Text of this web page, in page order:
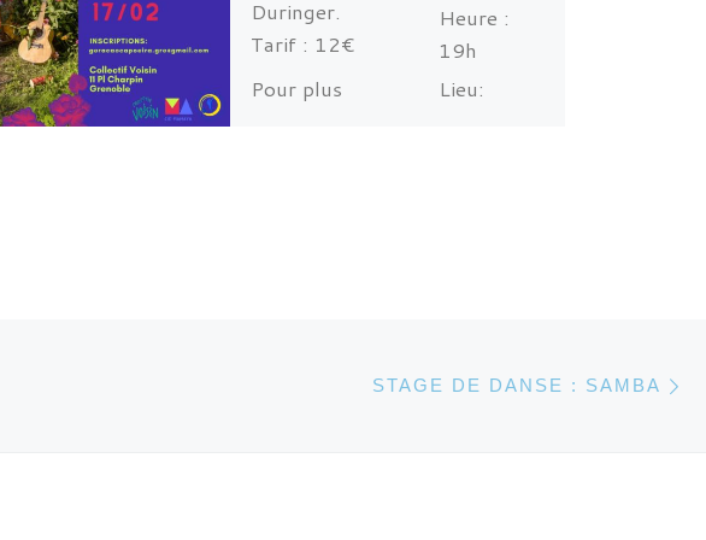
Heure :
19h
Lieu:
Duringer.
Tarif : 12€
Pour plus
STAGE DE DANSE : SAMBA